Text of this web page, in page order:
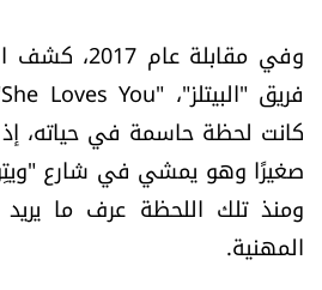
للتاريخ
فيديو
من نحن
للتواصل معنا
وفي مقابلة
كانت لحظة حاسمة في حياته،
صغيرًا وهو يمشي في شارع
ومنذ تلك اللحظة عرف ما
المهنية.